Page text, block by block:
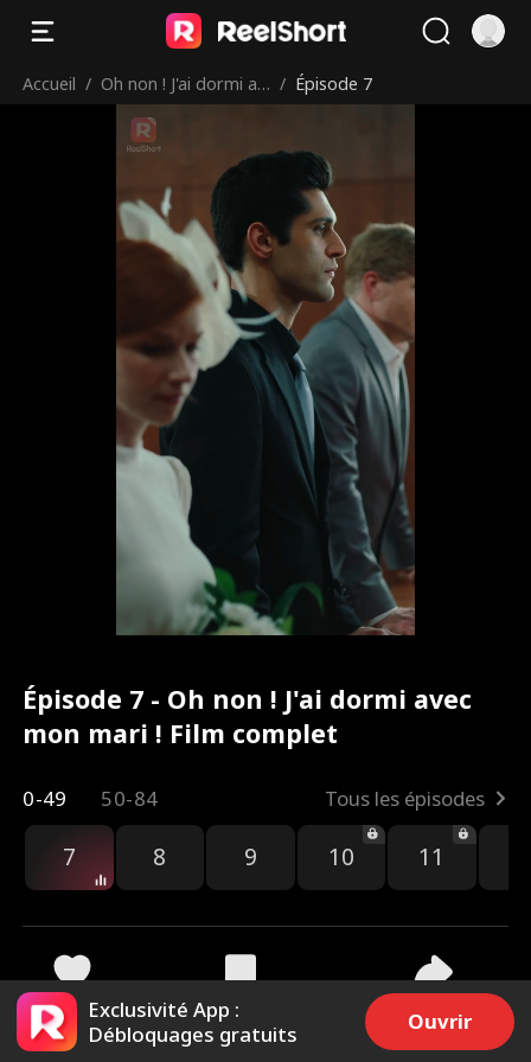
Accueil / Oh non ! J'ai dormi av
ec mon mari !
/ Épisode 7
Épisode 7 - Oh non ! J'ai dormi avec
mon mari ! Film complet
0-49 50-84 Tous les épisodes
7 8 9 10 11
2.1k 24.9k Partager
Exclusivité App :
Débloquages gratuits
Ouvrir